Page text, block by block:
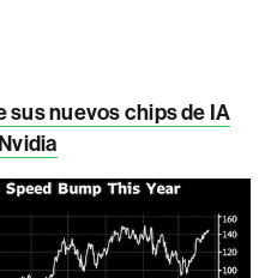
sus nuevos chips de IA